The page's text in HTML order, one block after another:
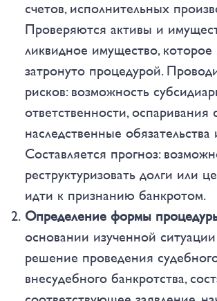
счетов, исполнительных
Проверяются активы и
ликвидное имущество,
затронуто процедурой.
рисков: возможность
ответственности, оспаривания
наследственные обязательства
Составляется прогноз:
реструктуризовать долги или
идти к признанию банкротом.
Определение формы
основании изученной
решение проведения
внесудебного банкротства,